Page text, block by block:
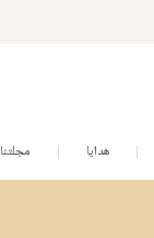
هدايا مجلتنا